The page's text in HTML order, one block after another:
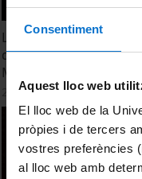
Consentiment
Aquest lloc web
El lloc web de la
pròpies i de tercers
vostres preferències
al lloc web amb
Lliurament dels títols
del XV Premi Claustre
Medalla d'Or a la
25 May, 2012